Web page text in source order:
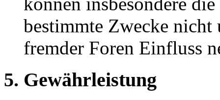
bestimmte Zwecke nicht
fremder Foren Einfluss
5. Gewährleistung